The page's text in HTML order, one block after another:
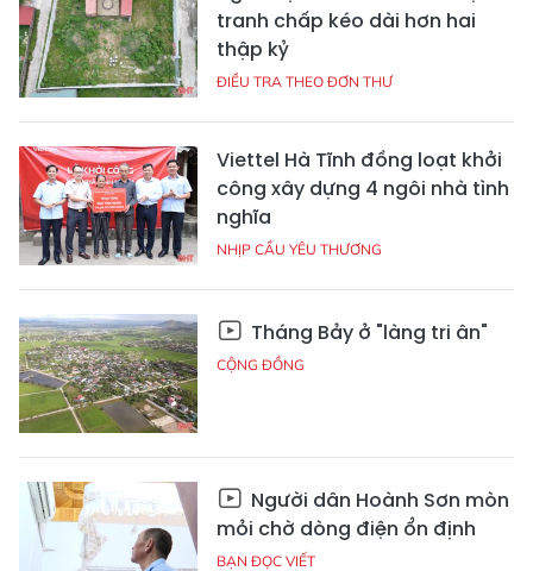
tranh chấp kéo dài hơn hai
thập kỷ
ĐIỀU TRA THEO ĐƠN THƯ
Viettel Hà Tĩnh đồng loạt khởi
công xây dựng 4 ngôi nhà tình
nghĩa
NHỊP CẦU YÊU THƯƠNG
Tháng Bảy ở "làng tri ân"
CỘNG ĐỒNG
Người dân Hoành Sơn mòn
mỏi chờ dòng điện ổn định
BẠN ĐỌC VIẾT